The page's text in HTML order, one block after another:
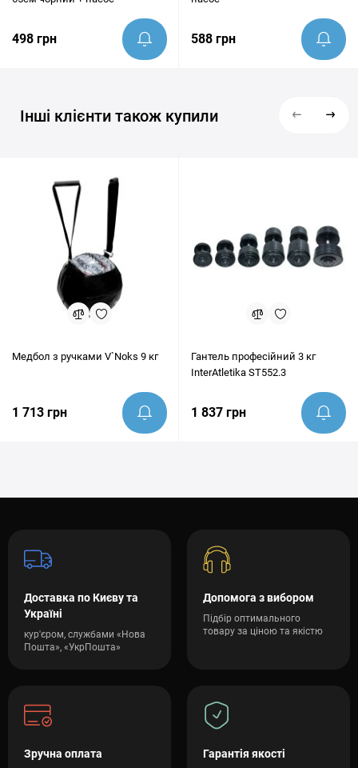
498 грн 588 грн
Інші клієнти також купили
Медбол з ручками V`Noks 9 кг
1 713 грн
Гантель професійний 3 кг
InterAtletika ST552.3
1 837 грн
Доставка по Києву та
Україні
кур'єром, службами «Нова
Пошта», «УкрПошта»
Допомога з вибором
Підбір оптимального
товару за ціною та якістю
Зручна оплата Гарантія якості